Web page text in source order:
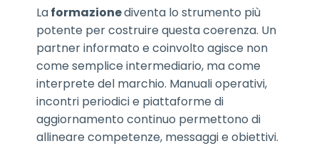
Laformazionediventa lo strumento più
potente per costruire questa coerenza. Un
partner informato e coinvolto agisce non
come semplice intermediario, ma come
interprete del marchio. Manuali operativi,
incontri periodici e piattaforme di
aggiornamento continuo permettono di
allineare competenze, messaggi e obiettivi.